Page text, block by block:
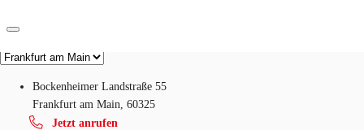
Investieren
DE
Unsere Standorte
Bockenheimer Landstraße 55
Frankfurt am Main, 60325
Jetzt anrufen